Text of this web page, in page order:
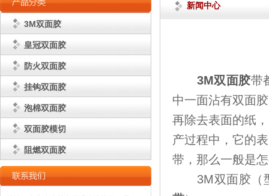
3M双面胶
皇冠双面胶
防火双面胶
挂钩双面胶
泡棉双面胶
双面胶模切
阻燃双面胶
新闻中心
3M双面胶带
中一面沾有双面
再除去表面的纸
产过程中，它的
带，那么一般是
3M双面胶（